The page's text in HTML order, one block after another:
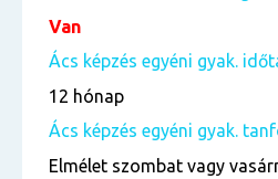
Van
Ács képzés egyéni gyak.
12 hónap
Ács képzés egyéni gyak.
Elmélet szombat vagy